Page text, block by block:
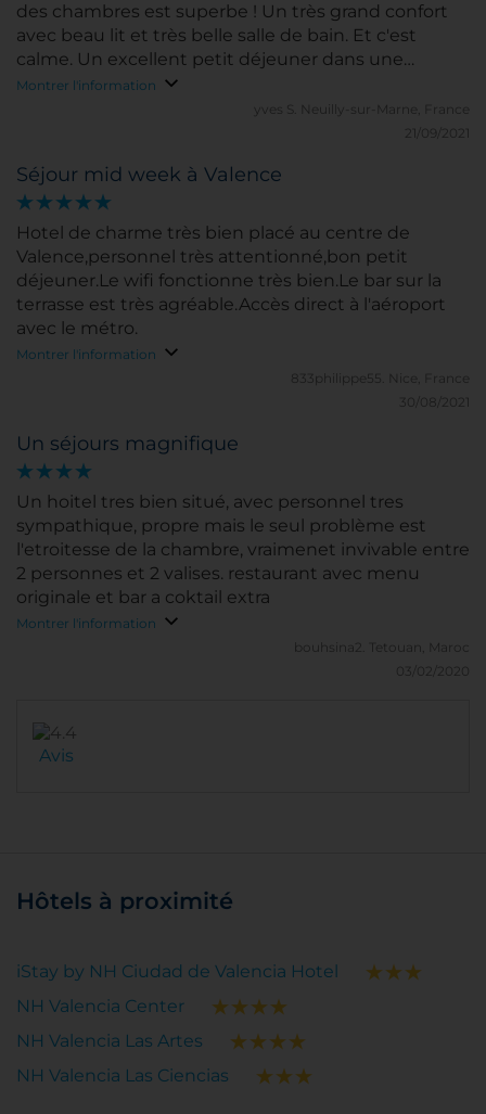
des chambres est superbe ! Un très grand confort
avec beau lit et très belle salle de bain. Et c'est
calme. Un excellent petit déjeuner dans une
suberbe salle à l'ancienne. Une terrasse aussi au
dernier étage. Et un excellent service. Situé tout à
Montrer l'information
yves S.
Neuilly-sur-Marne, France
21/09/2021
Séjour mid week à Valence
Hotel de charme très bien placé au centre de
Valence,personnel très attentionné,bon petit
déjeuner.Le wifi fonctionne très bien.Le bar sur la
terrasse est très agréable.Accès direct à l'aéroport
avec le métro.
Montrer l'information
833philippe55.
Nice, France
30/08/2021
Un séjours magnifique
Un hoitel tres bien situé, avec personnel tres
sympathique, propre mais le seul problème est
l'etroitesse de la chambre, vraimenet invivable entre
2 personnes et 2 valises. restaurant avec menu
originale et bar a coktail extra
Montrer l'information
bouhsina2.
Tetouan, Maroc
03/02/2020
Avis
Hôtels à proximité
iStay by NH Ciudad de Valencia Hotel
NH Valencia Center
NH Valencia Las Artes
NH Valencia Las Ciencias